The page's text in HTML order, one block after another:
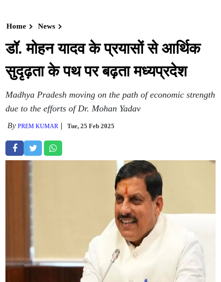
Home News
डॉ. मोहन यादव के प्रयासों से आर्थिक
सुदृढ़ता के पथ पर बढ़ता मध्यप्रदेश
Madhya Pradesh moving on the path of economic strength
due to the efforts of Dr. Mohan Yadav
ByPREM KUMAR Tue, 25 Feb 2025